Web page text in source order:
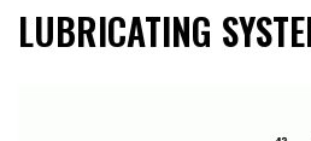
LUBRICATING